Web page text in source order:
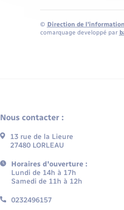
© Direction de
comarquage developpé par
Nous contacter :
13 rue de la Lieure
27480 LORLEAU
Horaires d'ouverture :
Lundi de 14h à 17h
Samedi de 11h à 12h
0232496157